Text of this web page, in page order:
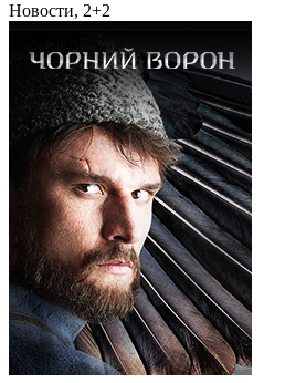
Новости, 2+2